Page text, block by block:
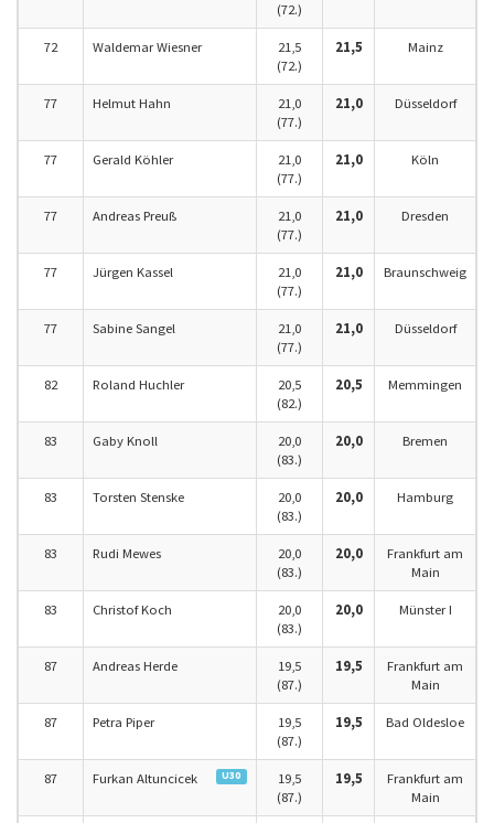
(72.)
72 Waldemar Wiesner
21,5
(72.)
21,5 Mainz
77 Helmut Hahn
21,0
(77.)
21,0 Düsseldorf
77 Gerald Köhler
21,0
(77.)
21,0 Köln
77 Andreas Preuß
21,0
(77.)
21,0 Dresden
77 Jürgen Kassel
21,0
(77.)
21,0 Braunschweig
77 Sabine Sangel
21,0
(77.)
21,0 Düsseldorf
82 Roland Huchler
20,5
(82.)
20,5 Memmingen
83 Gaby Knoll
20,0
(83.)
20,0 Bremen
83 Torsten Stenske
20,0
(83.)
20,0 Hamburg
83 Rudi Mewes
20,0
(83.)
20,0
Frankfurt am
Main
83 Christof Koch
20,0
(83.)
20,0 Münster I
87 Andreas Herde
19,5
(87.)
19,5
Frankfurt am
Main
87 Petra Piper
19,5
(87.)
19,5 Bad Oldesloe
87 Furkan Altuncicek U30
19,5
(87.)
19,5
Frankfurt am
Main